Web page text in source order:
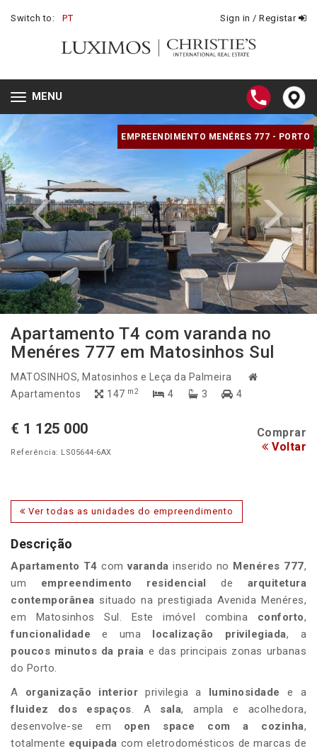
Switch to: PT Sign in / Registar
Toggle
navigation
MENU
EMPREENDIMENTO MENÉRES 777 - PORTO
Apartamento T4 com varanda no
Menéres 777 em Matosinhos Sul
MATOSINHOS, Matosinhos e Leça da Palmeira
Apartamentos
147 m2 4 3 4
€ 1 125 000 Comprar
Referência: LS05644-6AX Voltar
Ver todas as unidades do empreendimento
Descrição
Apartamento T4 comvarandainserido no Menéres 777,
um empreendimento residencial de arquitetura
contemporânea situado na prestigiada Avenida Menéres,
em Matosinhos Sul. Este imóvel combina conforto,
funcionalidadee uma localização privilegiada, a
poucos minutos da praia e das principais zonas urbanas
do Porto.
A organização interior privilegia a luminosidade
e a
fluidez dos espaços. A sala, ampla e acolhedora,
desenvolve-se em open space com a cozinha,
totalmente equipada com eletrodomésticos de marcas de